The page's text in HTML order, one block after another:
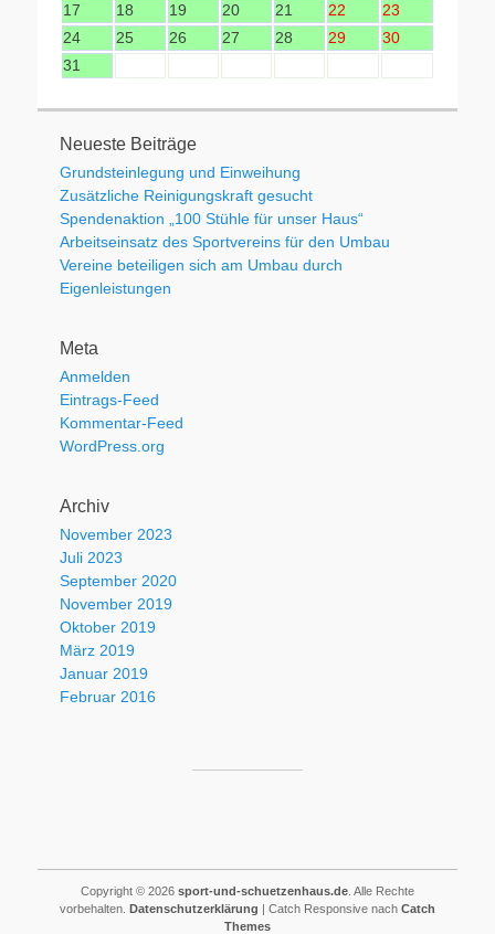
17
18 19 20 21 22
23
24
25 26 27 28 29
30
31
Neueste Beiträge
Grundsteinlegung und Einweihung
Zusätzliche Reinigungskraft gesucht
Spendenaktion „100 Stühle für unser Haus“
Arbeitseinsatz des Sportvereins für den Umbau
Vereine beteiligen sich am Umbau durch
Eigenleistungen
Meta
Anmelden
Eintrags-Feed
Kommentar-Feed
WordPress.org
Archiv
November 2023
Juli 2023
September 2020
November 2019
Oktober 2019
März 2019
Januar 2019
Februar 2016
Copyright © 2026 sport-und-schuetzenhaus.de . Alle Rechte
vorbehalten. Datenschutzerklärung | Catch Responsive nach Catch
Themes